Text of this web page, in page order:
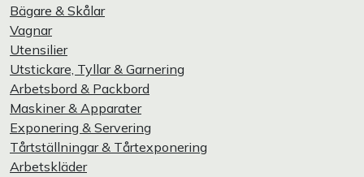
Bägare & Skålar
Vagnar
Utensilier
Utstickare, Tyllar & Garnering
Arbetsbord & Packbord
Maskiner & Apparater
Exponering & Servering
Tårtställningar & Tårtexponering
Arbetskläder